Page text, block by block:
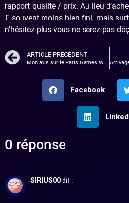
rapport qualité / prix. Au lieu
€ souvent moins bien fini, mais
n’hésitez plus vous ne serez pas
ARTICLE PRÉCÉDENT
Mon avis sur le Paris Games Week : un salon décevant.
Facebook
0 réponse
SIRIUS00dit :